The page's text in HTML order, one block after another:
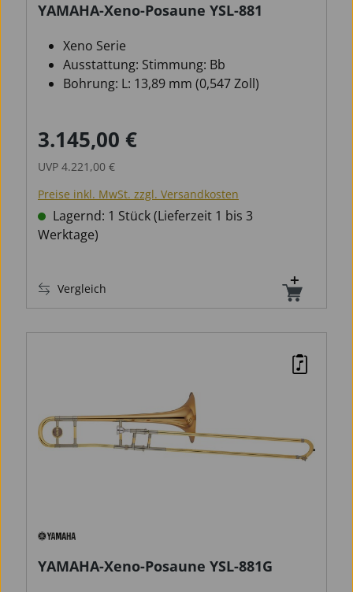
YAMAHA-Xeno-Posaune YSL-881
Xeno Serie
Ausstattung: Stimmung: Bb
Bohrung: L: 13,89 mm (0,547 Zoll)
Verkaufspreis:
3.145,00 €
UVP 4.221,00 €
Preise inkl. MwSt. zzgl. Versandkosten
Lagernd: 1 Stück (Lieferzeit 1 bis 3
Werktage)
Vergleich
YAMAHA-Xeno-Posaune YSL-881G